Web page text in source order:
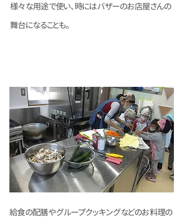
様々な用途で使い、時にはバザーのお店屋さんの
舞台になることも。
給食の配膳やグループクッキングなどのお料理の